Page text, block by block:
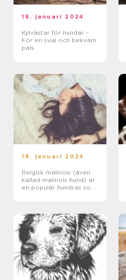
18. januari 2024
Kylvästar för hundar –
För en sval och bekväm
päls
18. januari 2024
Belgisk malinois (även
kallad malinois hund) är
en populär hundras som
polishundar samt inom
h...